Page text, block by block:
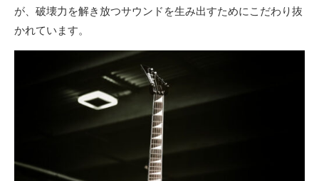
が、破壊力を解き放つサウンドを生み出すためにこだわり抜
かれています。